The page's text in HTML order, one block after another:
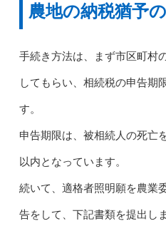
農地の納税猶予
手続き方法は、まず市区町村
してもらい、相続税の申告期
す。
申告期限は、被相続人の死亡
以内となっています。
続いて、適格者照明願を農業
告をして、下記書類を提出し